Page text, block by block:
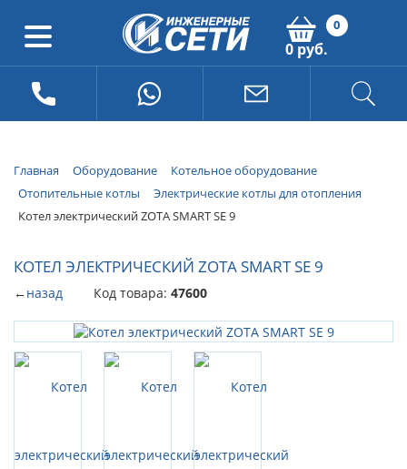
0
0 руб.
Главная Оборудование
Котельное оборудование
Отопительные котлы
Электрические котлы для отопления
Котел электрический ZOTA SMART SE 9
КОТЕЛ ЭЛЕКТРИЧЕСКИЙ ZOTA SMART SE 9
←назад Код товара: 47600